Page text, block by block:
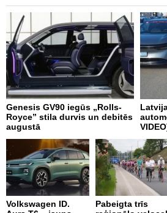
Genesis GV90 iegūs „Rolls-
Royce” stila durvis un debitēs
augustā
Volkswagen ID.
Pabeigta trīs